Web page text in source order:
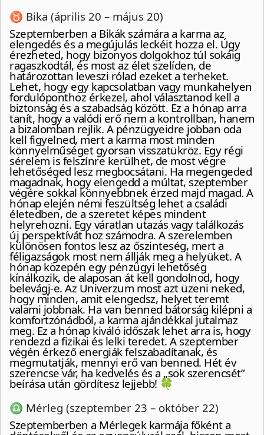
♉ Bika (április 20 – május 20)
Szeptemberben a Bikák számára a karma az
elengedés és a megújulás leckéit hozza el. Úgy
érezheted, hogy bizonyos dolgokhoz túl sokáig
ragaszkodtál, és most az élet szelíden, de
határozottan leveszi rólad ezeket a terheket.
Lehet, hogy egy kapcsolatban vagy munkahelyen
fordulóponthoz érkezel, ahol választanod kell a
biztonság és a szabadság között. Ez a hónap arra
tanít, hogy a valódi erő nem a kontrollban, hanem
a bizalomban rejlik. A pénzügyeidre jobban oda
kell figyelned, mert a karma most minden
könnyelműséget gyorsan visszatükröz. Egy régi
sérelem is felszínre kerülhet, de most végre
lehetőséged lesz megbocsátani. Ha megengeded
magadnak, hogy elengedd a múltat, szeptember
végére sokkal könnyebbnek érzed majd magad. A
hónap elején némi feszültség lehet a családi
életedben, de a szeretet képes mindent
helyrehozni. Egy váratlan utazás vagy találkozás
új perspektívát hoz számodra. A szerelemben
különösen fontos lesz az őszinteség, mert a
féligazságok most nem állják meg a helyüket. A
hónap közepén egy pénzügyi lehetőség
kínálkozik, de alaposan át kell gondolnod, hogy
belevágj-e. Az Univerzum most azt üzeni neked,
hogy minden, amit elengedsz, helyet teremt
valami jobbnak. Ha van benned bátorság kilépni a
komfortzónádból, a karma ajándékkal jutalmaz
meg. Ez a hónap kiváló időszak lehet arra is, hogy
rendezd a fizikai és lelki teredet. A szeptember
végén érkező energiák felszabadítanak, és
megmutatják, mennyi erő van benned. Hét év
szerencse vár, ha kedvelés és a „sok szerencsét”
beírása után gördítesz lejjebb! 🍀
♎ Mérleg (szeptember 23 – október 22)
Szeptemberben a Mérlegek karmája főként a